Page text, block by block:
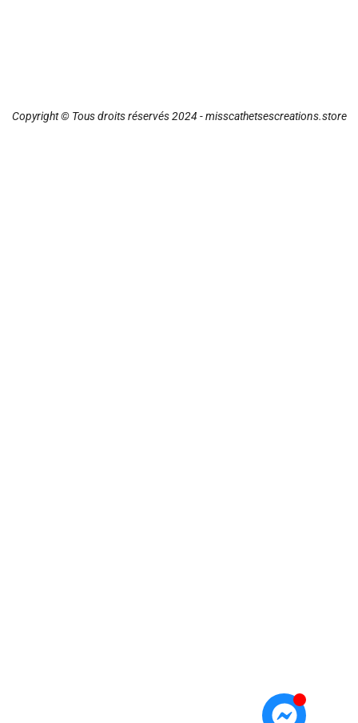
Copyright © Tous droits réservés 2024 - misscathetsescreations.store